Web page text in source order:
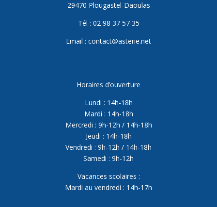
29470 Plougastel-Daoulas
Tél : 02 98 37 57 35
Email : contact@asterie.net
Horaires d’ouverture
Lundi : 14h-18h
Mardi : 14h-18h
Mercredi : 9h-12h / 14h-18h
Jeudi : 14h-18h
Vendredi : 9h-12h / 14h-18h
Samedi : 9h-12h
Vacances scolaires :
Mardi au vendredi : 14h-17h